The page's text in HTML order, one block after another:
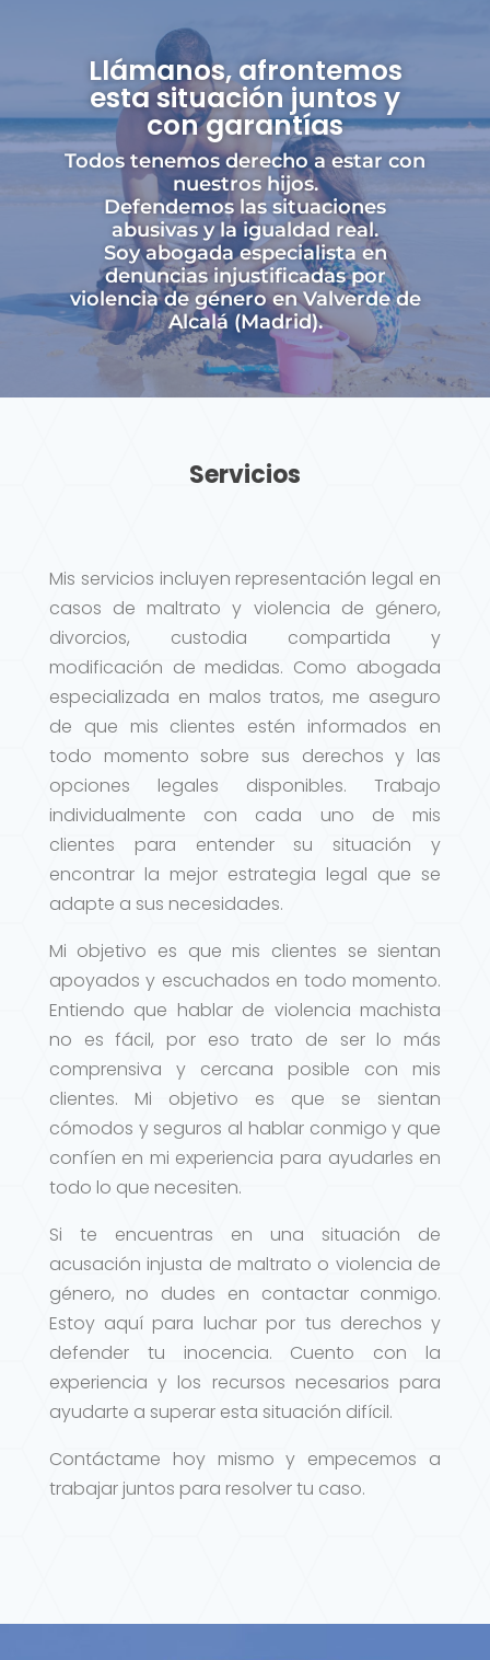
Llámanos, afrontemos
esta situación juntos y
con garantías
Todos tenemos derecho a estar con
nuestros hijos.
Defendemos las situaciones
abusivas y la igualdad real.
Soy abogada especialista en
denuncias injustificadas por
violencia de género en Valverde de
Alcalá (Madrid).
Servicios
Mis servicios incluyen representación legal en
casos de maltrato y violencia de género,
divorcios, custodia compartida y
modificación de medidas. Como abogada
especializada en malos tratos, me aseguro
de que mis clientes estén informados en
todo momento sobre sus derechos y las
opciones legales disponibles. Trabajo
individualmente con cada uno de mis
clientes para entender su situación y
encontrar la mejor estrategia legal que se
adapte a sus necesidades.
Mi objetivo es que mis clientes se sientan
apoyados y escuchados en todo momento.
Entiendo que hablar de violencia machista
no es fácil, por eso trato de ser lo más
comprensiva y cercana posible con mis
clientes. Mi objetivo es que se sientan
cómodos y seguros al hablar conmigo y que
confíen en mi experiencia para ayudarles en
todo lo que necesiten.
Si te encuentras en una situación de
acusación injusta de maltrato o violencia de
género, no dudes en contactar conmigo.
Estoy aquí para luchar por tus derechos y
defender tu inocencia. Cuento con la
experiencia y los recursos necesarios para
ayudarte a superar esta situación difícil.
Contáctame hoy mismo y empecemos a
trabajar juntos para resolver tu caso.